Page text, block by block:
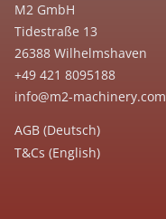
M2 GmbH
Tidestraße 13
26388 Wilhelmshaven
+49 421 8095188
info@m2-machinery.com
AGB (Deutsch)
T&Cs (English)